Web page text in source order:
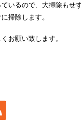
いるので、大掃除もせ
掃除します。
お願い致します。